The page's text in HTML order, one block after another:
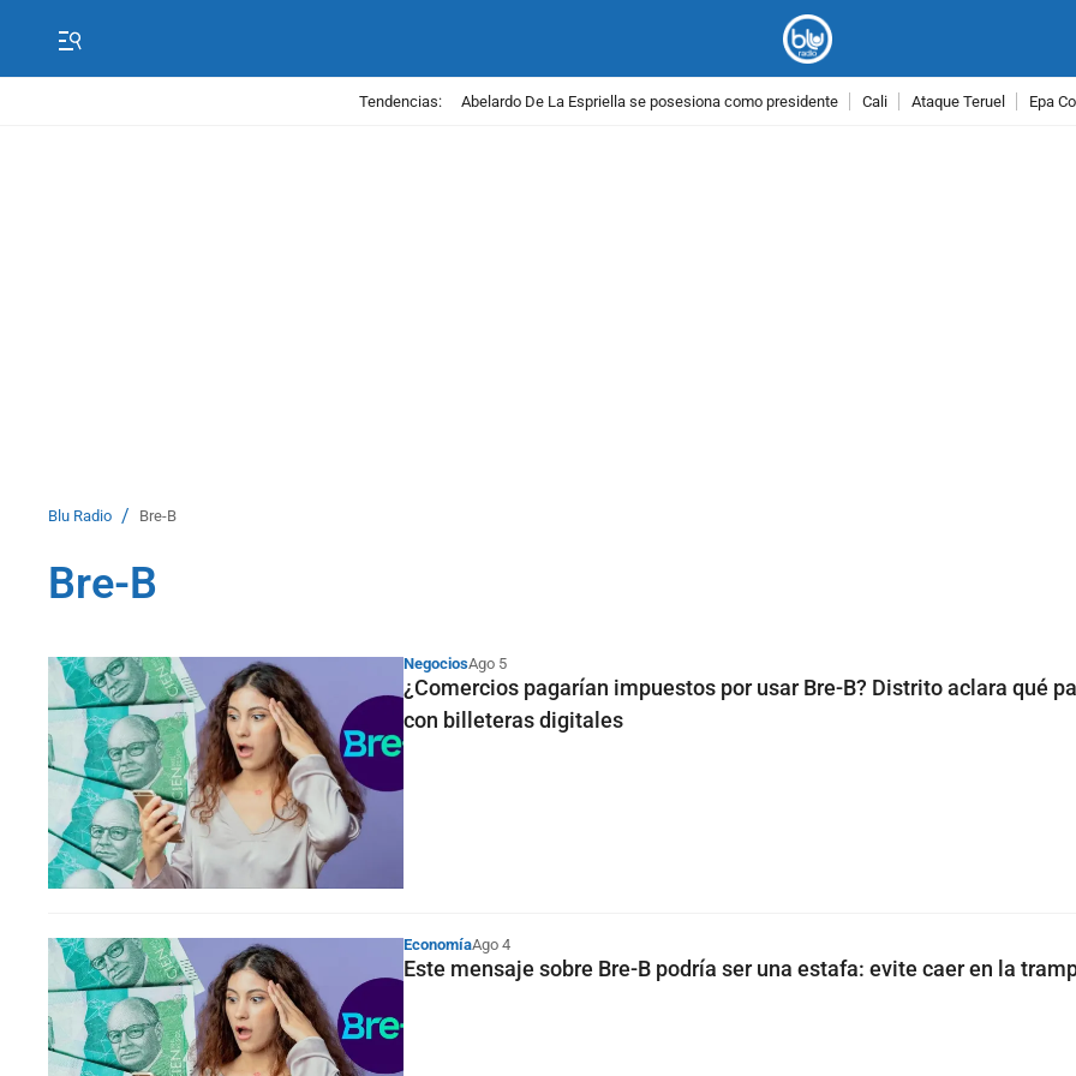
Tendencias: Abelardo De La Espriella se posesiona como presidente Cali Ataque Teruel Epa
Blu Radio / Bre-B
Bre-B
NegociosAgo 5
¿Comercios pagarían impuestos por usar Bre-B? Distrito aclara qué
con billeteras digitales
EconomíaAgo 4
Este mensaje sobre Bre-B podría ser una estafa: evite caer en la